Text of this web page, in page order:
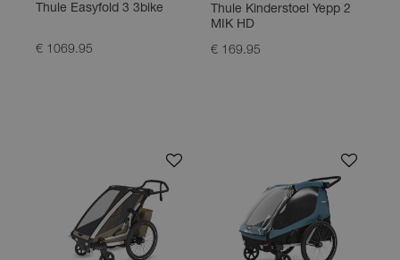
Thule Easyfold 3 3bike
€ 1069.95
Thule Kinderstoel Yepp 2
MIK HD
€ 169.95